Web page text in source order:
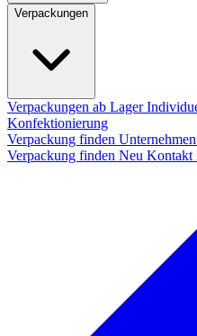
Verpackungen
Verpackungen ab Lager
Konfektionierung
Verpackung finden Unternehmen
Verpackung finden Neu Kontakt